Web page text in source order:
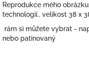
Reprodukce mého
technologií.. velikost 38 x
rám si můžete vybrat -
nebo patinovaný